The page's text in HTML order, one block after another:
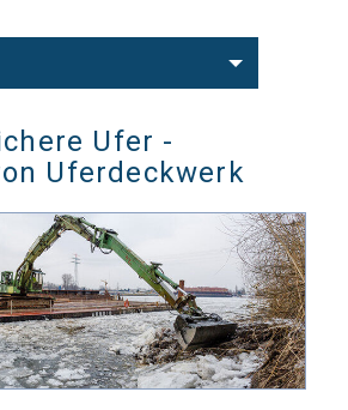
Ufer -
Uferdeckwerk